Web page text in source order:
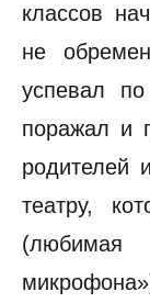
классов
не
успевал
поражал и
родителей
театру,